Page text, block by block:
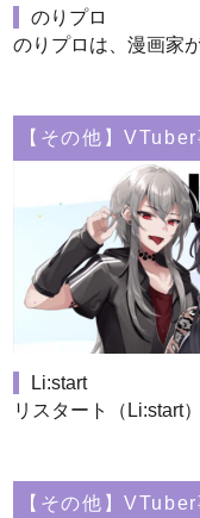
のりプロ
のりプロは、漫画家
【その他】
Li:start
リスタート（Li:start
【その他】